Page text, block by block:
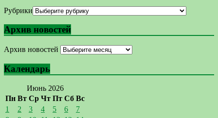
Рубрики
Архив новостей
Архив новостей
Календарь
Июнь 2026
Пн Вт Ср Чт Пт Сб Вс
1 2 3 4 5 6
7